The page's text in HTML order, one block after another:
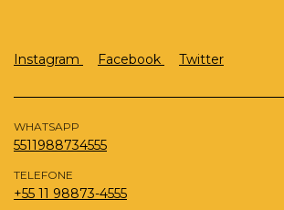
Instagram Facebook Twitter
WHATSAPP
5511988734555
TELEFONE
+55 11 98873-4555